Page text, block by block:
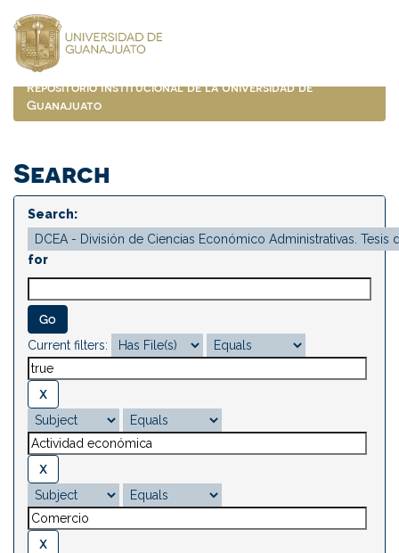
navigation
Repositorio Institucional de la Universidad de
Guanajuato
Search
Search:
for
Current filters: